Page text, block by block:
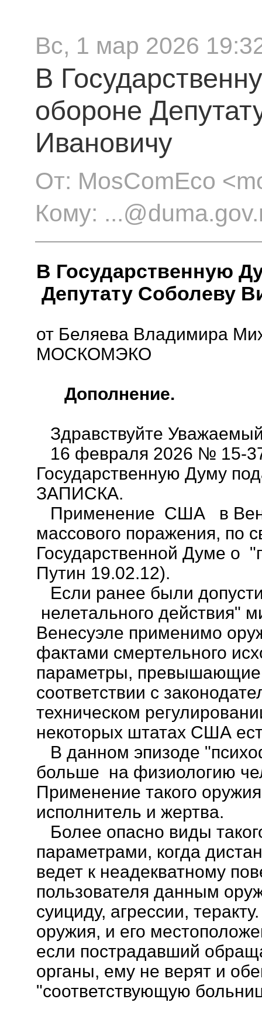
Вс, 1 мар 2026
В
обороне
Ивановичу
От: MosComEco
Кому:
В Государственную
Депутату Соболеву
от Беляева Владимира
МОСКОМЭКО
Дополнение.
Здравствуйте
16 февраля 2026 № 15-
Государственную Думу
ЗАПИСКА.
Применение США в
массового поражения, по
Государственной Думе о
Путин 19.02.12).
Если ранее были
нелетального действия"
Венесуэле применимо
фактами смертельного
параметры, превышающие
соответствии с
техническом
некоторых штатах США
В данном эпизоде
больше на физиологию
Применение такого
исполнитель и жертва.
Более опасно виды
параметрами, когда
ведет к неадекватному
пользователя данным
суициду, агрессии,
оружия, и его
если пострадавший
органы, ему не верят и
"соответствующую